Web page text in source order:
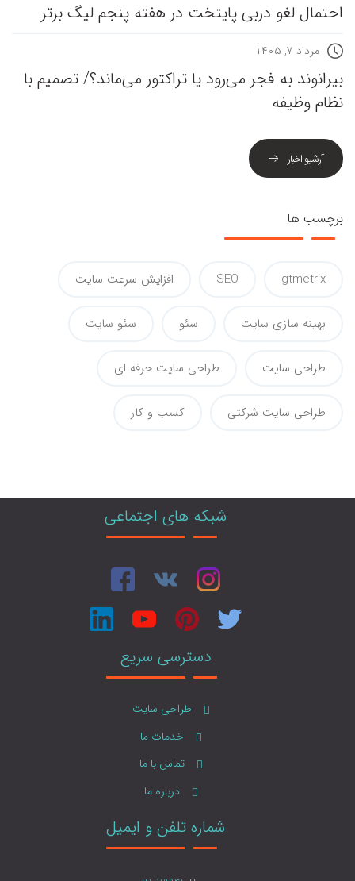
احتمال لغو دربی پایتخت در هفته پنجم لیگ برتر
مرداد ۷, ۱۴۰۵
بیرانوند به فجر می‌رود یا تراکتور می‌ماند؟/ تصمیم با
نظام وظیفه
آرشیو اخبار
برچسب ها
gtmetrix
SEO افزایش سرعت سایت
بهینه سازی سایت سئو سئو سایت
طراحی سایت طراحی سایت حرفه ای
طراحی سایت شرکتی کسب و کار
شبکه های اجتماعی
دسترسی سریع
طراحی سایت
خدمات ما
تماس با ما
درباره ما
شماره تلفن و ایمیل